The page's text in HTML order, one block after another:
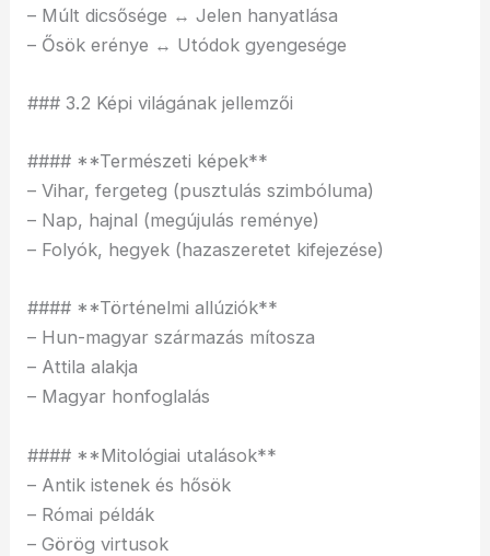
– Múlt dicsősége ↔ Jelen hanyatlása
– Ősök erénye ↔ Utódok gyengesége
### 3.2 Képi világának jellemzői
#### **Természeti képek**
– Vihar, fergeteg (pusztulás szimbóluma)
– Nap, hajnal (megújulás reménye)
– Folyók, hegyek (hazaszeretet kifejezése)
#### **Történelmi allúziók**
– Hun-magyar származás mítosza
– Attila alakja
– Magyar honfoglalás
#### **Mitológiai utalások**
– Antik istenek és hősök
– Római példák
– Görög virtusok